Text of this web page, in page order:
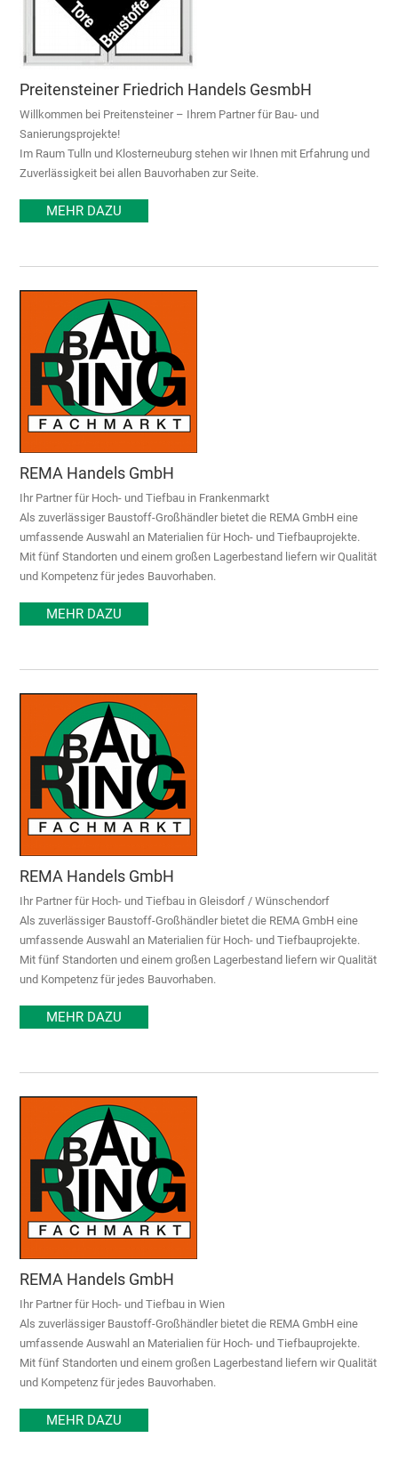
Preitensteiner Friedrich Handels GesmbH
Willkommen bei Preitensteiner – Ihrem Partner für Bau- und
Sanierungsprojekte!
Im Raum Tulln und Klosterneuburg stehen wir Ihnen mit Erfahrung und
Zuverlässigkeit bei allen Bauvorhaben zur Seite.
MEHR DAZU
REMA Handels GmbH
Ihr Partner für Hoch- und Tiefbau in Frankenmarkt
Als zuverlässiger Baustoff-Großhändler bietet die REMA GmbH eine
umfassende Auswahl an Materialien für Hoch- und Tiefbauprojekte.
Mit fünf Standorten und einem großen Lagerbestand liefern wir Qualität
und Kompetenz für jedes Bauvorhaben.
MEHR DAZU
REMA Handels GmbH
Ihr Partner für Hoch- und Tiefbau in Gleisdorf / Wünschendorf
Als zuverlässiger Baustoff-Großhändler bietet die REMA GmbH eine
umfassende Auswahl an Materialien für Hoch- und Tiefbauprojekte.
Mit fünf Standorten und einem großen Lagerbestand liefern wir Qualität
und Kompetenz für jedes Bauvorhaben.
MEHR DAZU
REMA Handels GmbH
Ihr Partner für Hoch- und Tiefbau in Wien
Als zuverlässiger Baustoff-Großhändler bietet die REMA GmbH eine
umfassende Auswahl an Materialien für Hoch- und Tiefbauprojekte.
Mit fünf Standorten und einem großen Lagerbestand liefern wir Qualität
und Kompetenz für jedes Bauvorhaben.
MEHR DAZU